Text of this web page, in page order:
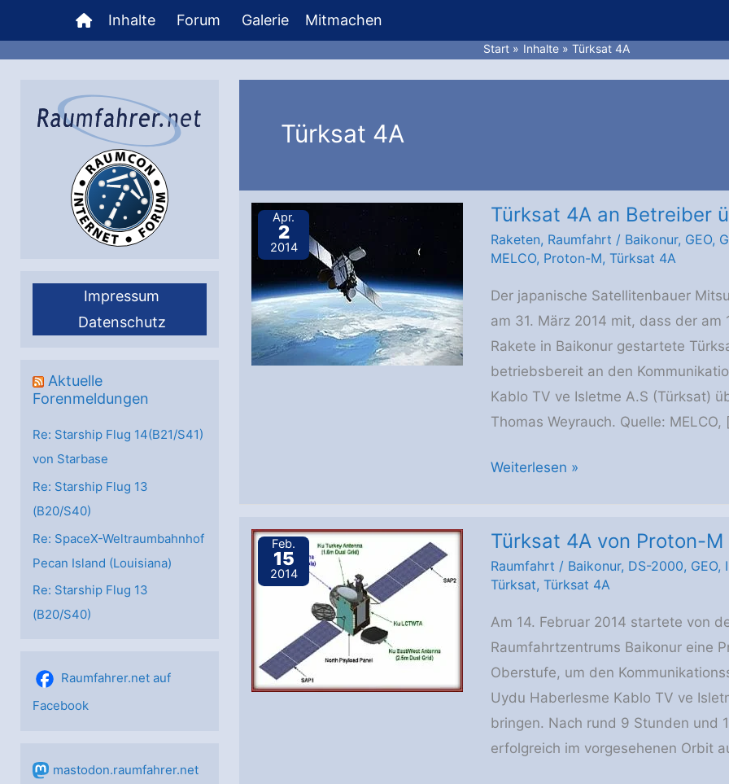
Inhalt
springen
Inhalte Forum Galerie Mitmachen
Start Inhalte Türksat 4A
Impressum
Datenschutz
Aktuelle
Forenmeldungen
Re: Starship Flug 14(B21/S41)
von Starbase
Re: Starship Flug 13
(B20/S40)
Re: SpaceX-Weltraumbahnhof
Pecan Island (Louisiana)
Re: Starship Flug 13
(B20/S40)
Raumfahrer.net auf
Facebook
mastodon.raumfahrer.net
Türksat 4A
Apr.
2
2014
Türksat 4A an Betreiber
Raketen, Raumfahrt / Baikonur, GEO,
MELCO, Proton-M, Türksat 4A
Der japanische Satellitenbauer
am 31. März 2014 mit, dass der
Rakete in Baikonur gestartete
betriebsbereit an den
Kablo TV ve Isletme A.S (Türksat)
Thomas Weyrauch. Quelle: MELCO,
Türksat
Betreiber
übergeben
Weiterlesen »
Feb.
15
2014
Türksat 4A von Proton-
Raumfahrt / Baikonur, DS-2000, GEO,
Türksat, Türksat 4A
Am 14. Februar 2014 startete von
Raumfahrtzentrums Baikonur eine
Oberstufe, um den
Uydu Haberlesme Kablo TV ve
bringen. Nach rund 9 Stunden und
erfolgreich im vorgesehenen Orbit